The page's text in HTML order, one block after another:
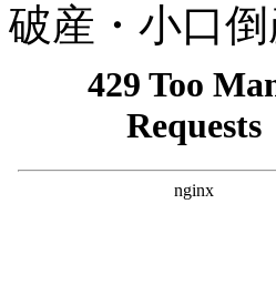
破産・小口